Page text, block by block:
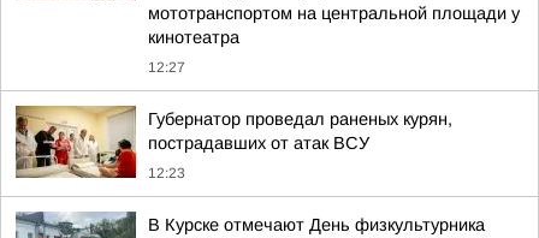
мототранспортом на центральной площади у
кинотеатра
12:27
Губернатор проведал раненых курян,
пострадавших от атак ВСУ
12:23
В Курске отмечают День физкультурника